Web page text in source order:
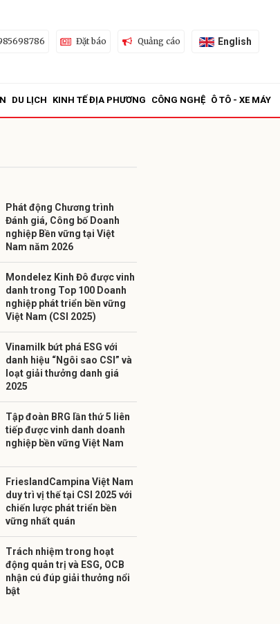
Đặt báo Quảng cáo English
DU LỊCH KINH TẾ ĐỊA PHƯƠNG CÔNG NGHỆ Ô TÔ - XE MÁY
Phát động Chương trình
Đánh giá, Công bố Doanh
nghiệp Bền vững tại Việt
Nam năm 2026
Mondelez Kinh Đô được vinh
danh trong Top 100 Doanh
nghiệp phát triển bền vững
Việt Nam (CSI 2025)
Vinamilk bứt phá ESG với
danh hiệu “Ngôi sao CSI” và
loạt giải thưởng danh giá
2025
Tập đoàn BRG lần thứ 5 liên
tiếp được vinh danh doanh
nghiệp bền vững Việt Nam
FrieslandCampina Việt Nam
duy trì vị thế tại CSI 2025 với
chiến lược phát triển bền
vững nhất quán
Trách nhiệm trong hoạt
động quản trị và ESG, OCB
nhận cú đúp giải thưởng nổi
bật